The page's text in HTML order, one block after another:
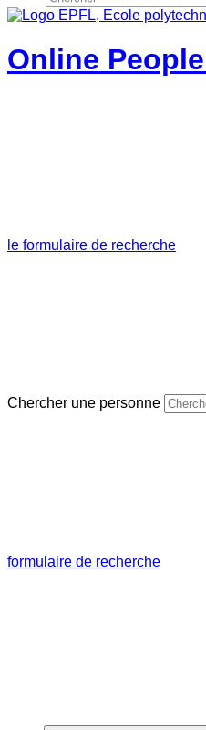
Online
le formulaire de recherche
Chercher une personne
formulaire de recherche